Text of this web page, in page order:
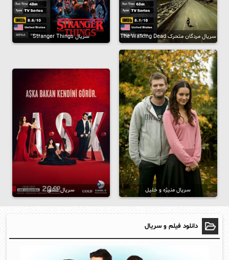
سریال مردگان متحرک The Walking Dead سریال Stranger Things
سریال منیژه و خلیل سریال عشق
دانلود فیلم و سریال